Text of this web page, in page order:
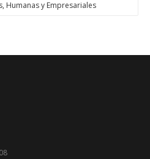
Humanas y Empresariales